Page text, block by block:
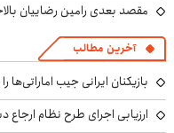
مقصد بعدی رامین رضاییان
آخرین مطالب
بازیکنان ایرانی جیب اماراتی‌ها
ارزیابی اجرای طرح نظام